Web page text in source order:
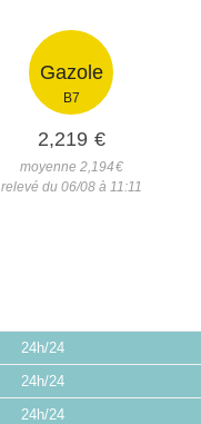
Gazole
B7
2,219 €
moyenne 2,194€
relevé du 06/08 à 11:11
24h/24
24h/24
24h/24